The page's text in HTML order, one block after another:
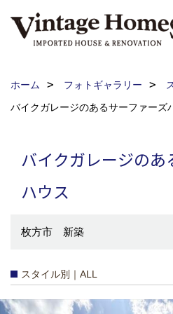
ホーム フォトギャラリー
バイクガレージのあるサーファーズ
バイクガレージのあ
ハウス
枚方市 新築
スタイル別｜ALL